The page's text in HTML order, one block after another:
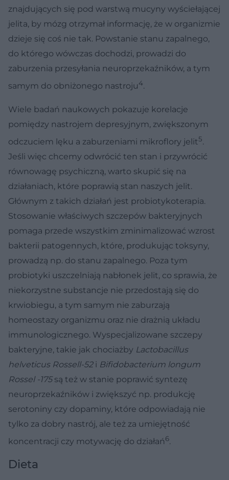
znajdujących się pod warstwą mucyny wyściełającej
jelita, by mózg otrzymał informację, że w organizmie
dzieje się coś nie tak. Powstanie stanu zapalnego,
do którego wówczas dochodzi, prowadzi do
zaburzenia przesyłania neuroprzekaźników, a tym
samym do obniżonego nastroju4.
Wiele badań naukowych pokazuje korelacje
pomiędzy nastrojem depresyjnym, zwiększonym
odczuciem lęku a zaburzeniami mikroflory jelit5.
Jeśli więc chcemy odwrócić ten stan i przywrócić
równowagę psychiczną, warto skupić się na
działaniach, które poprawią stan naszych jelit.
Głównym z takich działań jest probiotykoterapia.
Stosowanie właściwych szczepów bakteryjnych
pomaga przede wszystkim zminimalizować wzrost
bakterii patogennych, które, produkując toksyny,
prowadzą np. do stanu zapalnego. Poza tym
probiotyki uszczelniają nabłonek jelit, co sprawia, że
niekorzystne substancje nie przedostają się do
krwiobiegu, a tym samym nie zaburzają
homeostazy organizmu oraz nie drażnią układu
immunologicznego. Wyspecjalizowane szczepy
bakteryjne, takie jak chociażby Lactobacillus
helveticus Rossell-52i Bifidobacterium longum
Rossel -175są też w stanie poprawić syntezę
neuroprzekaźników i zwiększyć np. produkcję
serotoniny czy dopaminy, które odpowiadają nie
tylko za dobry nastrój, ale też za umiejętność
koncentracji czy motywację do działań6.
Dieta